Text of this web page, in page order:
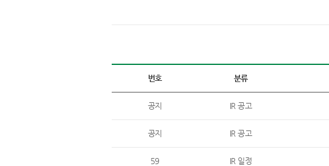
번호 분류
공지 IR 공고
공지 IR 공고
59 IR 일정